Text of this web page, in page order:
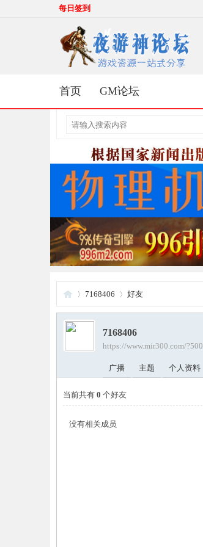
每日签到
首页 GM论坛
7168406
›
好友
7168406
https://www.mir300.com/?500
广播 主题 个人资料
当前共有 0 个好友
没有相关成员